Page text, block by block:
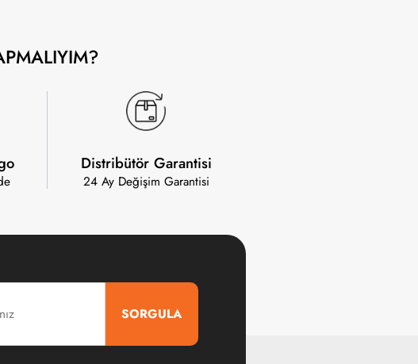
Distribütör Garantisi
24 Ay Değişim Garantisi
SORGULA